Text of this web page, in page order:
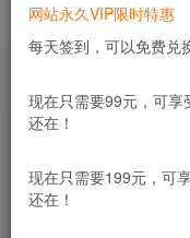
这家伙很懒，什么都没有
文章 0
发布 0
网站永久VIP限时特惠
每天签到，可以免费兑
现在只需要99元，可
还在！
现在只需要199元，可
还在！